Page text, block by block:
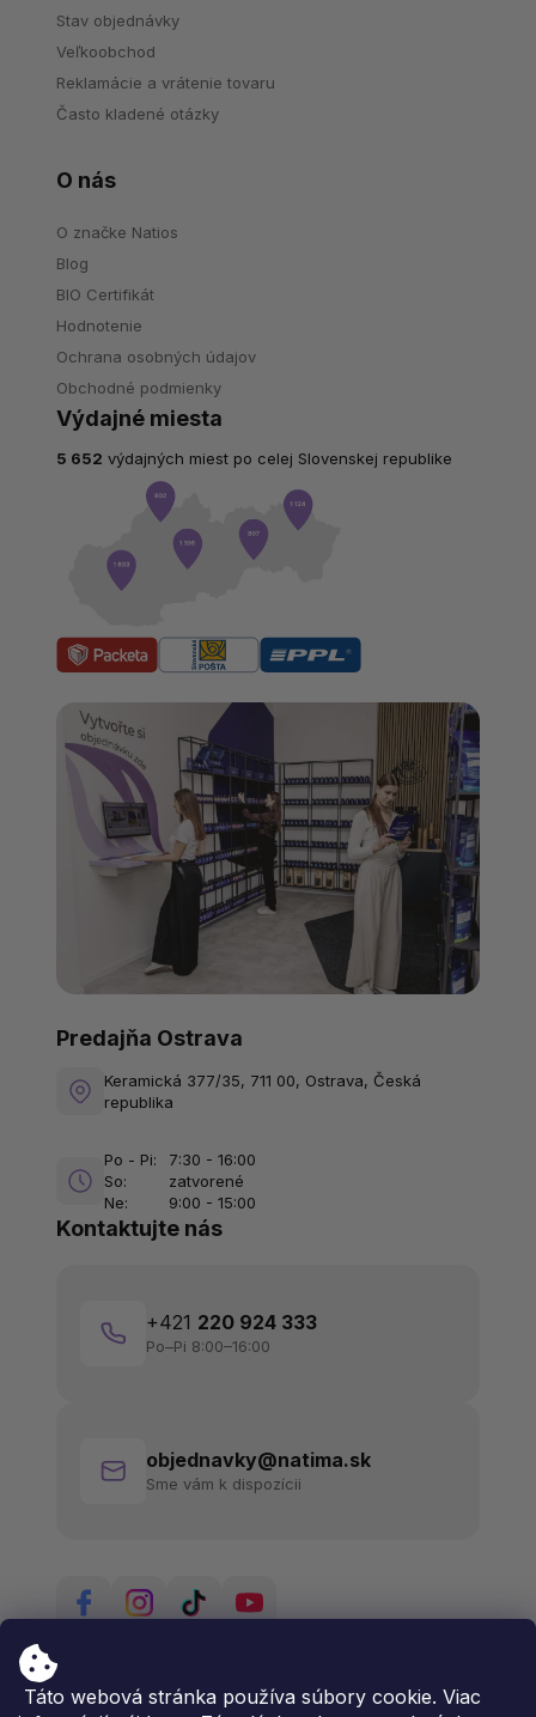
Táto webová stránka používa súbory cookie. Viac
Stav objednávky
Veľkoobchod
Reklamácie a vrátenie tovaru
Často kladené otázky
O nás
O značke Natios
Blog
BIO Certifikát
Hodnotenie
Ochrana osobných údajov
Obchodné podmienky
Kontaktujte nás
+421 220 924 333
Po–Pi 8:00–16:00
objednavky@natima.sk
Sme vám k dispozícii
Predajňa Ostrava
Keramická 377/35, 711 00, Ostrava, Česká
republika
Po - Pi:
7:30 - 16:00
So:
zatvorené
Ne:
9:00 - 15:00
Výdajné miesta
5 652 výdajných miest po celej Slovenskej republike